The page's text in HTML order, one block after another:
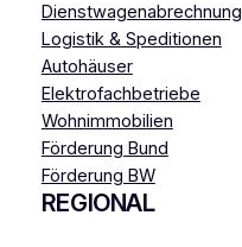
Dienstwagenabrechnung
Logistik & Speditionen
Autohäuser
Elektrofachbetriebe
Wohnimmobilien
Förderung Bund
Förderung BW
REGIONAL